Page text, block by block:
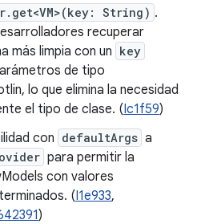
String) .
recuperar
más limpia con un key
de tipo
lo que elimina la necesidad
el tipo de clase. (Ic1f59)
con defaultArgs a
para permitir la
con valores
(I1e933,
)